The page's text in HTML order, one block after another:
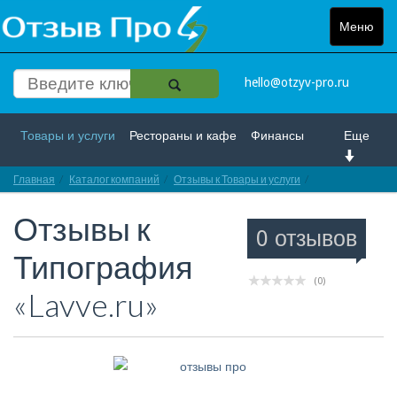
Меню
Toggle
hello@otzyv-pro.ru
Еще
Товары и услуги Рестораны и кафе Финансы
Красота и здоровье Спорт и развлечение
Интернет Путешествие и отдых
Недвижимость Работа Гос. учреждения
Личности Логистика
Главная Каталог компаний Отзывы к Товары и услуги
0 отзывов
(0)
Отзывы к
Типография
«Lavve.ru»